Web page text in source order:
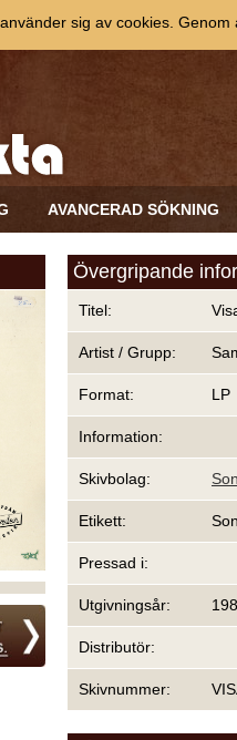
AVANCERAD SÖKNING
Övergripande
Titel:
Artist / Grupp:
Format: LP
Information:
Skivbolag:
Etikett:
Pressad i:
Utgivningsår:
Distributör:
Skivnummer:
sig av cookies.